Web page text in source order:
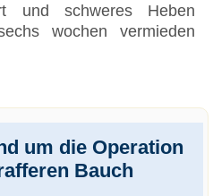
und schweres Heben
wochen vermieden
um die Operation
Bauch